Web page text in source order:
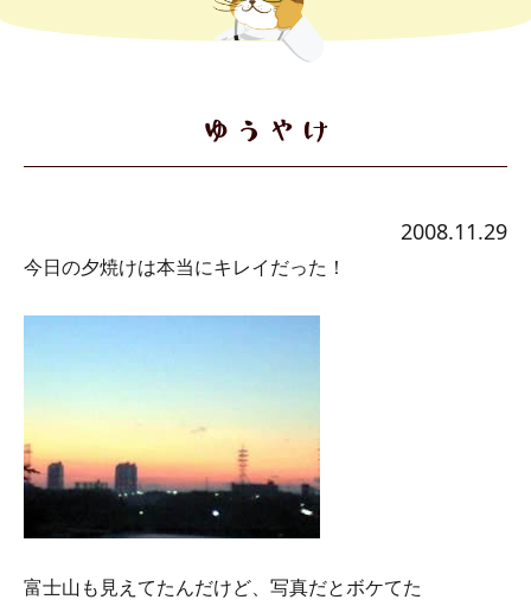
ゆうやけ
2008.11.29
今日の夕焼けは本当にキレイだった！
富士山も見えてたんだけど、写真だとボケてた